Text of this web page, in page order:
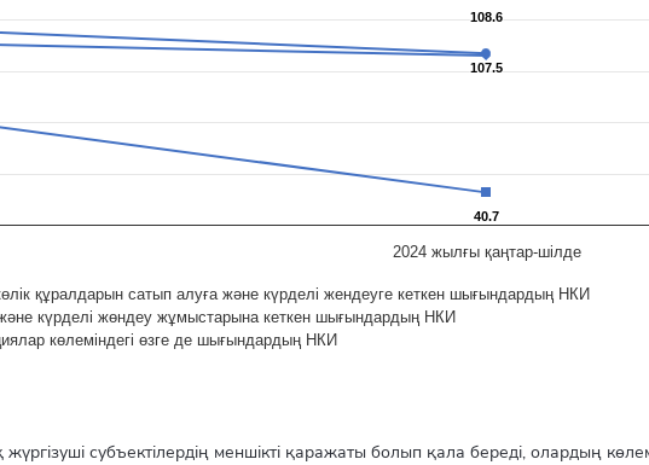
108.6
108.6
107.5
107.5
40.7
40.7
құралдарын сатып алуға және күрделі жендеуге кеткен шығындардың НКИ
күрделі жөндеу жұмыстарына кеткен шығындардың НКИ
көлеміндегі өзге де шығындардың НКИ
2024 жылғы қаңтар-шілде
субъектілердің меншікті қаражаты болып қала береді, олардың